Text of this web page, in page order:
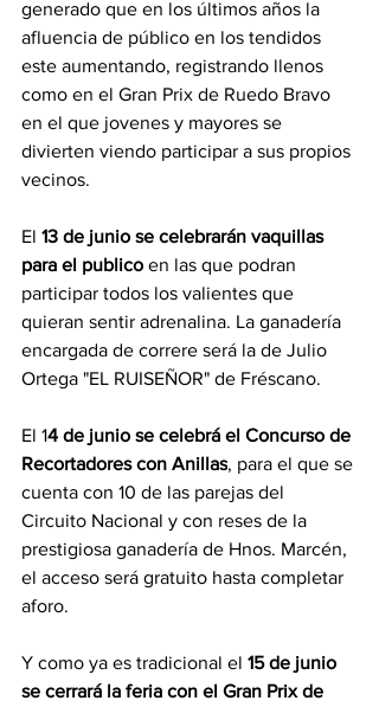
generado que en los últimos años la
afluencia de público en los tendidos
este aumentando, registrando llenos
como en el Gran Prix de Ruedo Bravo
en el que jovenes y mayores se
divierten viendo participar a sus propios
vecinos.
El 13 de junio se celebrarán vaquillas
para el publico en las que podran
participar todos los valientes que
quieran sentir adrenalina. La ganadería
encargada de correre será la de Julio
Ortega "EL RUISEÑOR" de Fréscano.
El 14 de junio se celebrá el Concurso de
Recortadores con Anillas, para el que se
cuenta con 10 de las parejas del
Circuito Nacional y con reses de la
prestigiosa ganadería de Hnos. Marcén,
el acceso será gratuito hasta completar
aforo.
Y como ya es tradicional el 15 de junio
se cerrará la feria con el Gran Prix de